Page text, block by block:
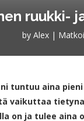
ruukki-
by Alex |
tuntuu aina
vaikuttaa
on ja tulee aina